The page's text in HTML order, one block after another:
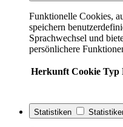
Funktionelle Cookies,
speichern
Sprachwechsel und
persönlichere
Herkunft Cookie Typ
Statistiken